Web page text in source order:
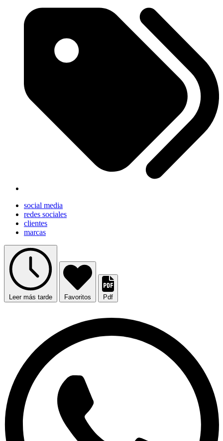
social media
redes sociales
clientes
marcas
Leer más tarde Favoritos Pdf